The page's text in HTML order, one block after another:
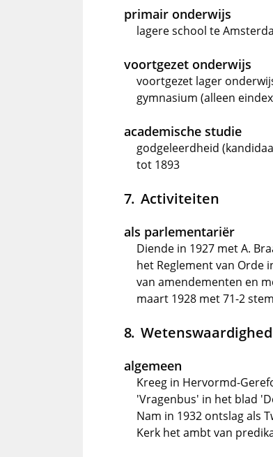
primair onderwijs
lagere school te
voortgezet onderwijs
voortgezet lager
gymnasium (alleen
academische studie
godgeleerdheid
tot 1893
Activiteiten
als parlementariër
Diende in 1927 met A.
het Reglement van Orde
van amendementen en
maart 1928 met 71-2
algemeen
Kreeg in Hervormd-
'Vragenbus' in het blad
Nam in 1932 ontslag als
Kerk het ambt van